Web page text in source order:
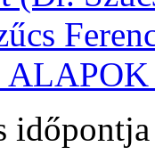
időpontja